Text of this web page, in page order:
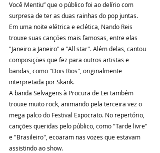
Você Mentiu” que o público foi ao delírio com
surpresa de ter as duas rainhas do pop juntas.
Em uma noite elétrica e eclética, Nando Reis
trouxe suas canções mais famosas, entre elas
"Janeiro a Janeiro" e "All star". Além delas, cantou
composições que fez para outros artistas e
bandas, como "Dois Rios", originalmente
interpretada por Skank.
A banda Selvagens à Procura de Lei também
trouxe muito rock, animando pela terceira vez o
mega palco do Festival Expocrato. No repertório,
canções queridas pelo público, como "Tarde livre"
e "Brasileiro", ecoaram nas vozes que estavam
assistindo ao show.